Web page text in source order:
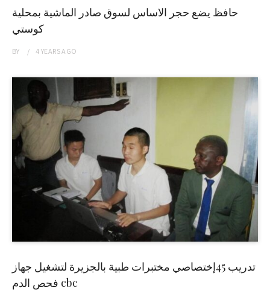
حافظ يضع حجر الاساس لسوق صادر الماشية بمحلية
كوستي
BY 4 YEARSAGO
تدريب 45إختصاصي مختبرات طبية بالجزيرة لتشغيل جهاز
فحص الدم cbc